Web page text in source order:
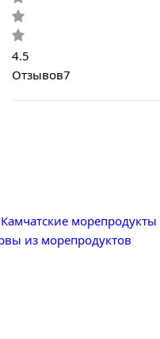
4.5
Отзывов7
Камчатские морепродукты
из морепродуктов